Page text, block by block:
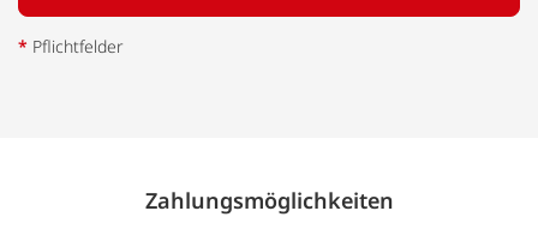
* Pflichtfelder
Zahlungs­möglich­keiten